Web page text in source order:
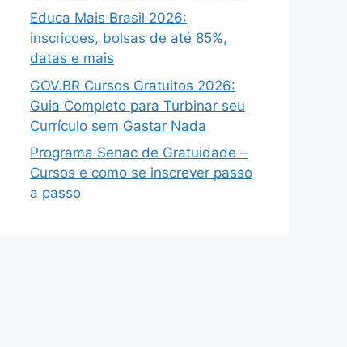
Educa Mais Brasil 2026:
inscricoes, bolsas de até 85%,
datas e mais
GOV.BR Cursos Gratuitos 2026:
Guia Completo para Turbinar seu
Currículo sem Gastar Nada
Programa Senac de Gratuidade –
Cursos e como se inscrever passo
a passo